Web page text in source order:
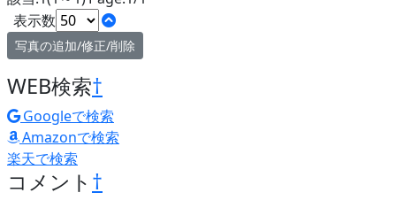
表示数
写真の追加/修正/削除
WEB検索†
Googleで検索
Amazonで検索
楽天で検索
コメント †